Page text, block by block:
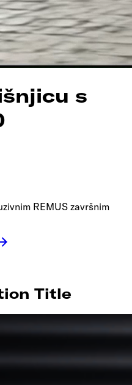
s
REMUS završnim
Title